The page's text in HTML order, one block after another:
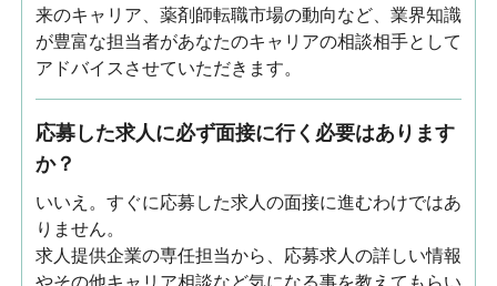
来のキャリア、薬剤師転職市場の動向など、業界知識
が豊富な担当者があなたのキャリアの相談相手として
アドバイスさせていただきます。
応募した求人に必ず面接に行く必要はあります
か？
いいえ。すぐに応募した求人の面接に進むわけではあ
りません。
求人提供企業の専任担当から、応募求人の詳しい情報
やその他キャリア相談など気になる事を教えてもらい